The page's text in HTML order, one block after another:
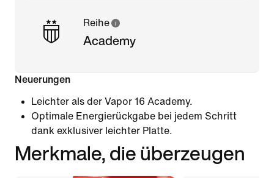
Reihe
Academy
Neuerungen
Leichter als der Vapor 16 Academy.
Optimale Energierückgabe bei jedem Schritt
dank exklusiver leichter Platte.
Merkmale, die überzeugen